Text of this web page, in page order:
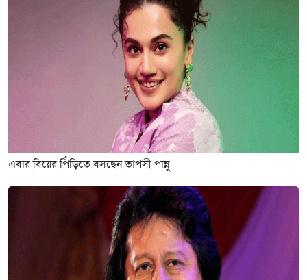
এবার বিয়ের পিঁড়িতে বসছেন তাপসী পান্নু